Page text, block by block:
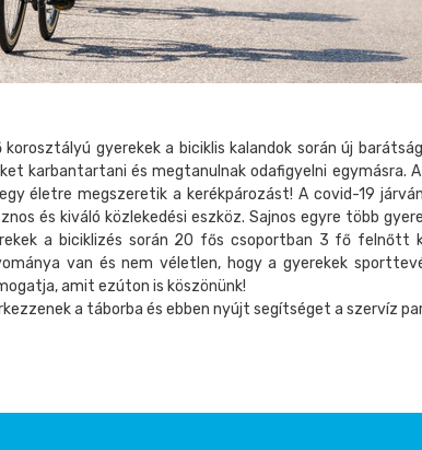
gyerekek a biciklis kalandok során új
karbantartani és megtanulnak odafigyelni egymásra.
életre megszeretik a kerékpározást! A covid-19
és kiváló közlekedési eszköz. Sajnos egyre több
a biciklizés során 20 fős csoportban 3 fő felnőtt
van és nem véletlen, hogy a gyerekek
amit ezúton is köszönünk!
a táborba és ebben nyújt segítséget a szervíz